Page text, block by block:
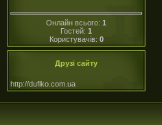
Онлайн всього: 1
Гостей: 1
Користувачів: 0
Друзі сайту
http://duflko.com.ua